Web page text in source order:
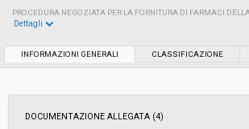
PROCEDURA NEGOZIATA PER LA FORNITURA DI FARMACI
Data pubblicazione:
Dettagli
INFORMAZIONI GENERALI CLASSIFICAZIONE
DOCUMENTAZIONE ALLEGATA (4)